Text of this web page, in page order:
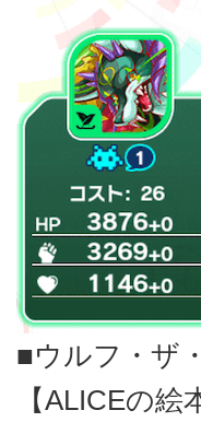
■ウルフ・ザ
【ALICEの絵